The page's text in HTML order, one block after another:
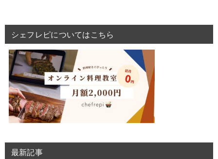
シェフレピについてはこちら
最新記事